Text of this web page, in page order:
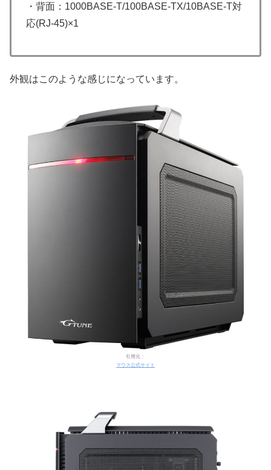
・背面：1000BASE-T/100BASE-TX/10BASE-T対
応(RJ-45)×1
外観はこのような感じになっています。
引用元：
マウス公式サイト